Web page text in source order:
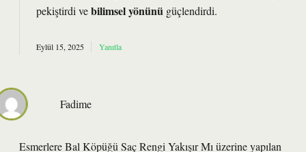
pekiştirdi vebilimsel yönünü güçlendirdi.
Eylül 15, 2025 Yanıtla
Fadime
Esmerlere Bal Köpüğü Saç Rengi Yakışır Mı üzerine yapılan